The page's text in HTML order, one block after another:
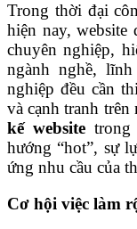
Trong thời đại
hiện nay, website
chuyên nghiệp,
ngành nghề,
nghiệp đều cần
và cạnh tranh
kế websitetrong
hướng “hot”, sự
ứng nhu cầu của
Cơ hội việc làm